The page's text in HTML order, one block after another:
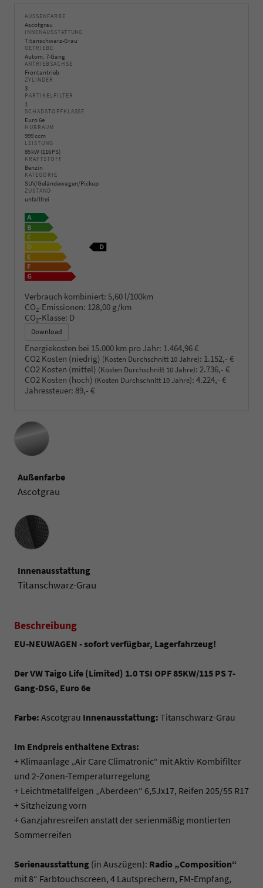
AUSSENFARBE
Ascotgrau
INNENAUSSTATTUNG
Titanschwarz-Grau
GETRIEBE
Autom. 7-Gang
ANTRIEBSACHSE
Frontantrieb
ZYLINDER
3
PARTIKELFILTER
1
SCHADSTOFFKLASSE
Euro 6e
HUBRAUM
999 ccm
LEISTUNG
85 kW (116 PS)
KRAFTSTOFF
Benzin
KATEGORIE
SUV/Geländewagen/Pickup
ZUSTAND
unfallfrei
Verbrauch kombiniert: 5,60 l/100km
CO2-Emissionen: 128,00 g/km
CO2-Klasse: D
Download
Energiekosten bei 15.000 km pro Jahr: 1.464,96 €
CO2 Kosten (niedrig) (Kosten Durchschnitt 10 Jahre): 1.152,- €
CO2 Kosten (mittel) (Kosten Durchschnitt 10 Jahre): 2.736,- €
CO2 Kosten (hoch) (Kosten Durchschnitt 10 Jahre): 4.224,- €
Jahressteuer: 89,- €
Außenfarbe
Ascotgrau
Innenausstattung
Innenausstattung
Titanschwarz-Grau
Beschreibung
EU-NEUWAGEN - sofort verfügbar, Lagerfahrzeug!
Der VW Taigo Life (Limited) 1.0 TSI OPF 85KW/115 PS 7-
Gang-DSG, Euro 6e
Farbe: Ascotgrau Innenausstattung: Titanschwarz-Grau
Im Endpreis enthaltene Extras:
+ Klimaanlage „Air Care Climatronic“ mit Aktiv-Kombifilter
und 2-Zonen-Temperaturregelung
+ Leichtmetallfelgen „Aberdeen“ 6,5Jx17, Reifen 205/55 R17
+ Sitzheizung vorn
+ Ganzjahresreifen anstatt der serienmäßig montierten
Sommerreifen
Serienausstattung (in Auszügen): Radio „Composition“
mit 8“ Farbtouchscreen, 4 Lautsprechern, FM-Empfang,